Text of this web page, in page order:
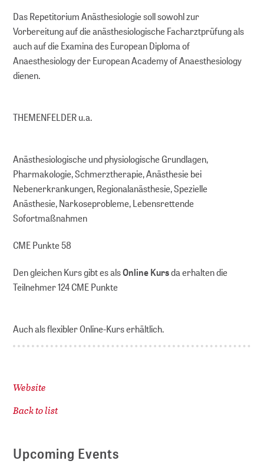
Das Repetitorium Anästhesiologie soll sowohl zur
Vorbereitung auf die anästhesiologische Facharztprüfung als
auch auf die Examina des European Diploma of
Anaesthesiology der European Academy of Anaesthesiology
dienen.
THEMENFELDER u.a.
Anästhesiologische und physiologische Grundlagen,
Pharmakologie, Schmerztherapie, Anästhesie bei
Nebenerkrankungen, Regionalanästhesie, Spezielle
Anästhesie, Narkoseprobleme, Lebensrettende
Sofortmaßnahmen
CME Punkte 58
Den gleichen Kurs gibt es alsOnline Kursda erhalten die
Teilnehmer 124 CME Punkte
Auch als flexibler Online-Kurs erhältlich.
Website
Back to list
Upcoming Events